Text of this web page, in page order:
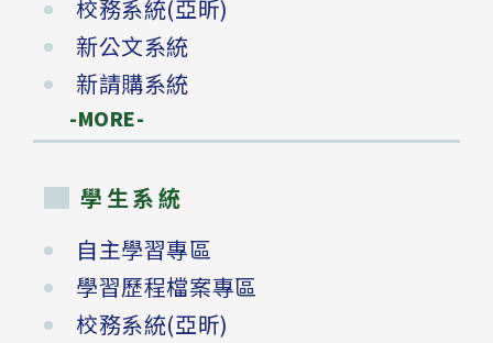
校務系統(亞昕)
新公文系統
新請購系統
-MORE-
學生系統
自主學習專區
學習歷程檔案專區
校務系統(亞昕)